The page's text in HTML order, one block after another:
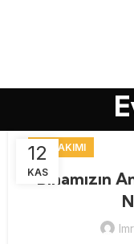
12
KAS
EV BAKIMI
Binamızın